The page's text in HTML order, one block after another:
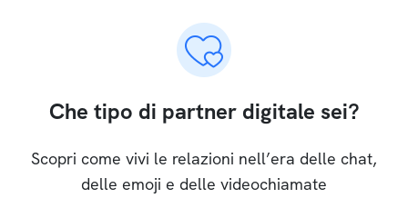
Che tipo di partner digitale sei?
Scopri come vivi le relazioni nell’era delle chat,
delle emoji e delle videochiamate